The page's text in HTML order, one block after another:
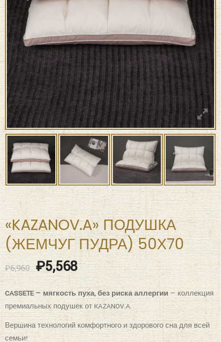
«KAZANOV.A» ПОДУШКА
(ЖЕМЧУГ ПУДРА) 50Х70
₽6,960 ₽5,568
CASSETE — мягкость пуха, без риска аллергии — коллекция
премиальных подушек от KAZANOV.A.
Вершина технологий комфортного и здорового сна для всей
семьи!